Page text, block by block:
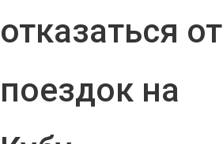
отказаться от
поездок на